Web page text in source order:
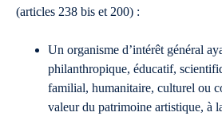
(articles 238 bis et 200) :
Un organisme d’intérêt général
philanthropique, éducatif,
familial, humanitaire, culturel ou
valeur du patrimoine artistique, à